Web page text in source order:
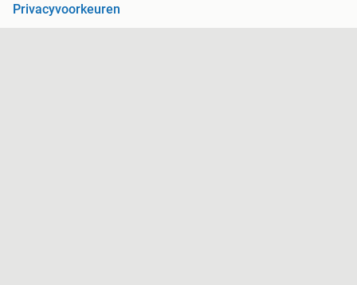
Privacyvoorkeuren